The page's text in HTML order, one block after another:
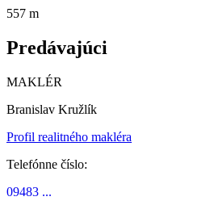
557 m
Predávajúci
MAKLÉR
Branislav Kružlík
Profil realitného makléra
Telefónne číslo:
09483 ...